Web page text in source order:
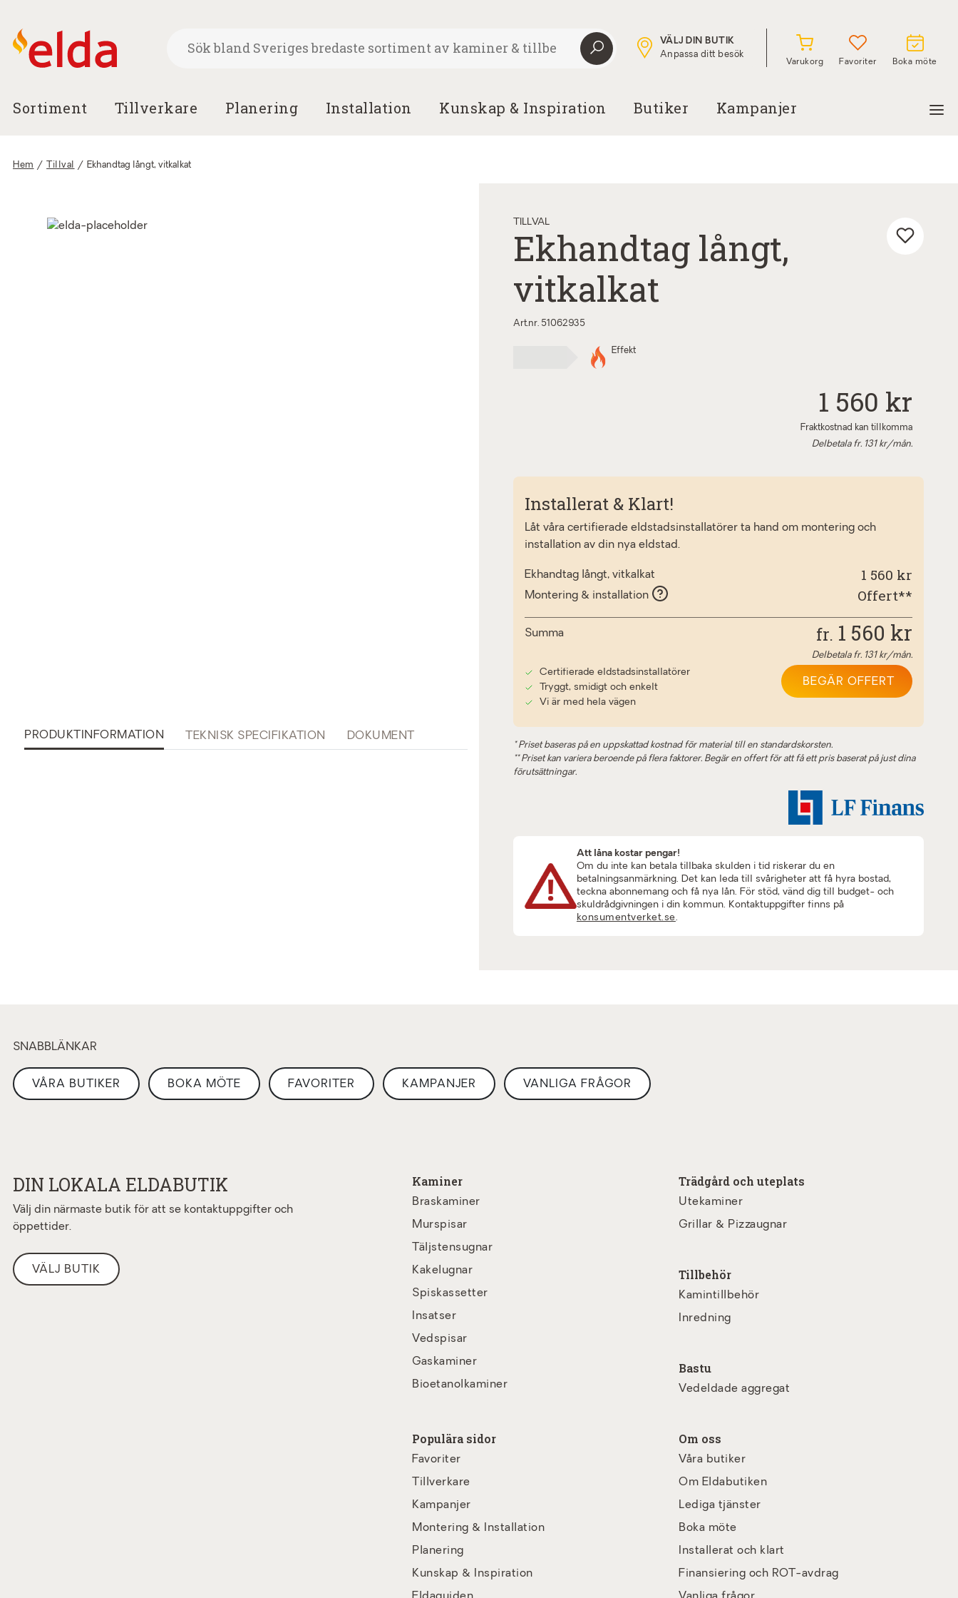
VÄLJ DIN BUTIK
Anpassa ditt besök
Varukorg Favoriter Boka möte
Sortiment Tillverkare Planering Installation Kunskap & Inspiration Butiker Kampanjer
Hem / Tillval / Ekhandtag långt, vitkalkat
PRODUKTINFORMATION TEKNISK SPECIFIKATION DOKUMENT
TILLVAL
Ekhandtag långt,
vitkalkat
Art.nr. 51062935
Effekt
1 560 kr
Fraktkostnad kan tillkomma
Delbetala fr. 131kr/mån.
Installerat & Klart!
Låt våra certifierade eldstadsinstallatörer ta hand om montering och
installation av din nya eldstad.
Ekhandtag långt, vitkalkat 1 560 kr
Montering & installation Offert**
Summa fr. 1 560 kr
Delbetala fr. 131kr/mån.
Certifierade eldstadsinstallatörer
Tryggt, smidigt och enkelt
Vi är med hela vägen
BEGÄR OFFERT
* Priset baseras på en uppskattad kostnad för material till en standardskorsten.
** Priset kan variera beroende på flera faktorer. Begär en offert för att få ett pris baserat på just dina
förutsättningar.
Att låna kostar pengar!
Om du inte kan betala tillbaka skulden i tid riskerar du en
betalningsanmärkning. Det kan leda till svårigheter att få hyra bostad,
teckna abonnemang och få nya lån. För stöd, vänd dig till budget- och
skuldrådgivningen i din kommun. Kontaktuppgifter finns på
konsumentverket.se.
SNABBLÄNKAR
VÅRA BUTIKER BOKA MÖTE FAVORITER KAMPANJER VANLIGA FRÅGOR
DIN LOKALA ELDABUTIK
Välj din närmaste butik för att se kontaktuppgifter och
öppettider.
VÄLJ BUTIK
Kaminer
Braskaminer
Murspisar
Täljstensugnar
Kakelugnar
Spiskassetter
Insatser
Vedspisar
Gaskaminer
Bioetanolkaminer
Trädgård och uteplats
Utekaminer
Grillar & Pizzaugnar
Tillbehör
Kamintillbehör
Inredning
Bastu
Vedeldade aggregat
Populära sidor
Favoriter
Tillverkare
Kampanjer
Montering & Installation
Planering
Kunskap & Inspiration
Om oss
Våra butiker
Om Eldabutiken
Lediga tjänster
Boka möte
Installerat och klart
Finansiering och ROT-avdrag